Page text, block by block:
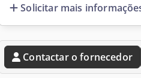
Solicitar mais
Contactar o fornecedor